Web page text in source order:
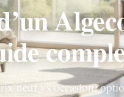
neuf vs occasion,